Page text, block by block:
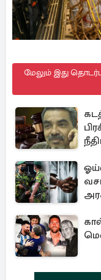
மேலும் இது